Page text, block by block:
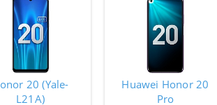
20 (Yale-
L21A)
Huawei Honor 20
Pro